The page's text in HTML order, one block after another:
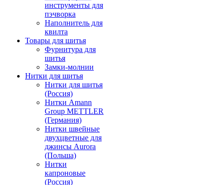
инструменты для
пэчворка
Наполнитель для
квилта
Товары для шитья
Фурнитура для
шитья
Замки-молнии
Нитки для шитья
Нитки для шитья
(Россия)
Нитки Amann
Group METTLER
(Германия)
Нитки швейные
двухцветные для
джинсы Aurora
(Польша)
Нитки
капроновые
(Россия)